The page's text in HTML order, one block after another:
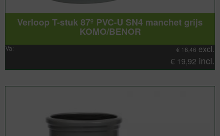
Verloop T-stuk 87º PVC-U SN4 manchet grijs
KOMO/BENOR
Va: € 16,46 excl.
€ 19,92 incl.